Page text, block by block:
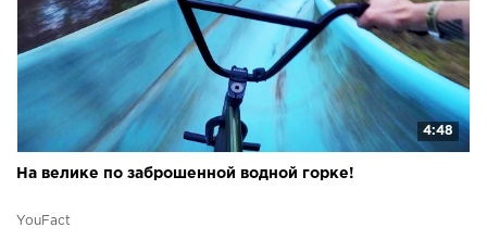
4:48
На велике по заброшенной водной горке!
YouFact